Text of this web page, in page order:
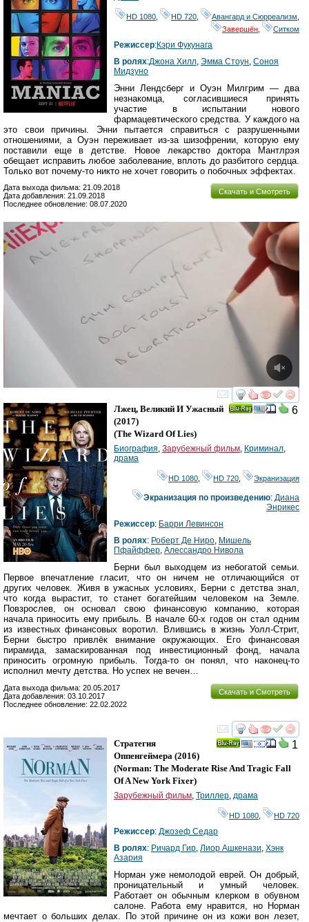
HD 1080 HD 720 Авангард и Сюрреализм
Завершён
Ситком
Режиссер:Кэри Фукунага
В ролях:Джона Хилл Эмма Стоун Соноя
Мидзуно
Энни Лендсберг и Оуэн Милгрим — два
незнакомца, согласившиеся принять
участие в испытании нового
фармацевтического средства. У каждого на
это свои причины. Энни пытается справиться с разрушенными
отношениями, а Оуэн переживает из-за шизофрении, которую ему
поставили еще в детстве. Новое лекарство доктора Мантлрэя
обещает исправить любое заболевание, вплоть до разбитого сердца.
Только вот почему-то никто не хочет говорить о побочных эффектах.
Скачать и Смотреть
Дата выхода фильма: 21.09.2018
Дата добавления: 21.09.2018
Последнее обновление: 08.07.2020
смотреть
6
Лжец, Великий И Ужасный
(2017)
(The Wizard Of Lies)
Биография, Зарубежный фильм, Криминал,
драма
HD 1080, HD 720, Экранизация
Экранизация по произведению:Диана
Энрикес
Режиссер: Барри Левинсон
В ролях: Роберт Де Ниро, Мишель
Пфайффер, Алессандро Нивола
Берни был выходцем из небогатой семьи.
Первое впечатление гласит, что он ничем не отличающийся от
других человек. Живя в ужасных условиях, Берни с детства знал,
что когда вырастит, то станет богатейшим человеком на Земле.
Повзрослев, он основал свою финансовую компанию, которая
начала приносить ему прибыль. В начале 60-х годов он стал одним
из известных финансовых воротил. Влившись в жизнь Уолл-Стрит,
Берни быстро привлёк внимание окружающих. Его финансовая
пирамида, замаскированная под инвестиционный фонд, начала
приносить огромную прибыль. Тогда-то он понял, что наконец-то
исполнил мечту детства. Но успех не вечен…
Скачать и Смотреть
Дата выхода фильма: 20.05.2017
Дата добавления: 03.10.2017
Последнее обновление: 22.02.2022
смотреть
1
Стратегия
Оппенгеймера (2016)
(Norman: The Moderate Rise And Tragic Fall
Of A New York Fixer)
Зарубежный фильм, Триллер, драма
HD 1080 HD 720
Режиссер: Джозеф Седар
В ролях: Ричард Гир, Лиор Ашкенази, Хэнк
Азария
Норман уже немолодой еврей. Он добрый,
проницательный и умный человек.
Работает он обычным клерком в обувном
салоне. Работа ему нравится, но Норман
мечтает о больших делах. По этой причине он из кожи вон лезет,